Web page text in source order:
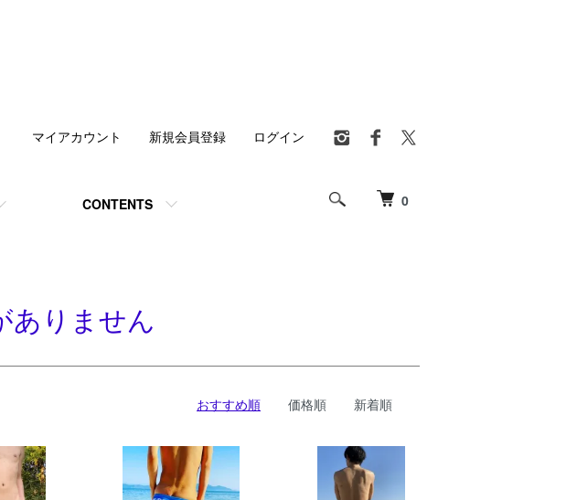
0
CONTENTS
マイアカウント 新規会員登録 ログイン
ありません
おすすめ順 価格順 新着順